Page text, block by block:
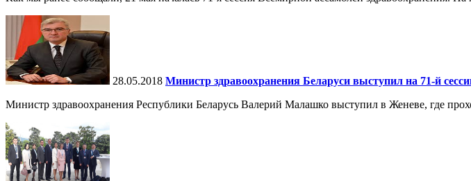
28.05.2018 Министр здравоохранения Беларуси выступил на 71-й
Министр здравоохранения Республики Беларусь Валерий Малашко выступил в Женеве, где